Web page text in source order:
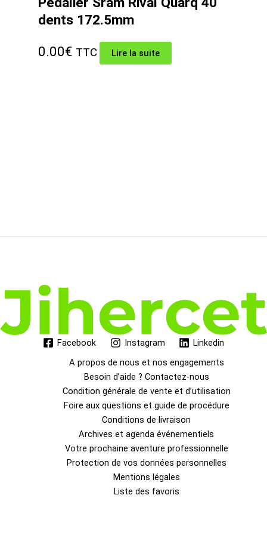
dents 172.5mm
0.00€ TTC Lire la suite
Facebook Instagram
Linkedin
A propos de nous et nos engagements
Besoin d’aide ? Contactez-nous
Condition générale de vente et d’utilisation
Foire aux questions et guide de procédure
Conditions de livraison
Archives et agenda événementiels
Votre prochaine aventure professionnelle
Protection de vos données personnelles
Mentions légales
Liste des favoris